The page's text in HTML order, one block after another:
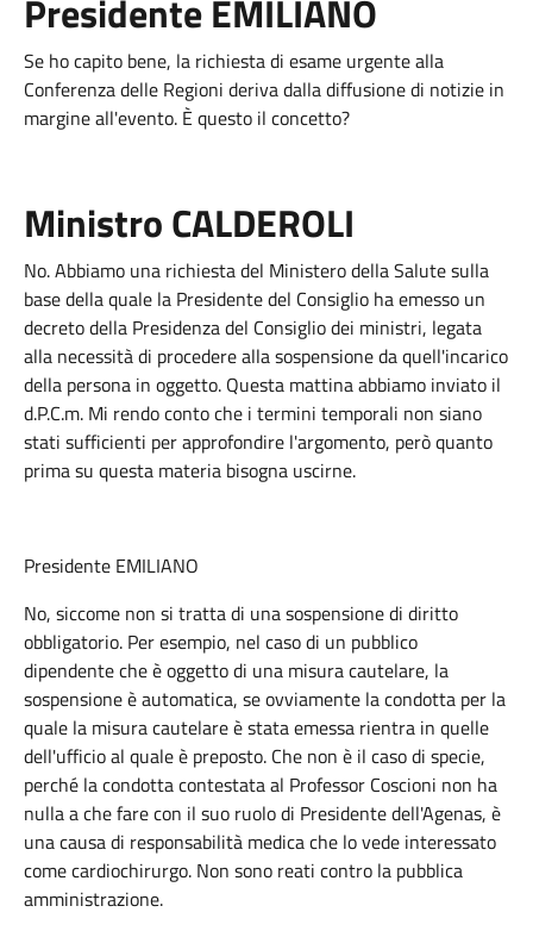
Presidente EMILIANO
Se ho capito bene, la richiesta di esame urgente alla
Conferenza delle Regioni deriva dalla diffusione di notizie in
margine all'evento. È questo il concetto?
Ministro CALDEROLI
No. Abbiamo una richiesta del Ministero della Salute sulla
base della quale la Presidente del Consiglio ha emesso un
decreto della Presidenza del Consiglio dei ministri, legata
alla necessità di procedere alla sospensione da quell'incarico
della persona in oggetto. Questa mattina abbiamo inviato il
d.P.C.m. Mi rendo conto che i termini temporali non siano
stati sufficienti per approfondire l'argomento, però quanto
prima su questa materia bisogna uscirne.
Presidente EMILIANO
No, siccome non si tratta di una sospensione di diritto
obbligatorio. Per esempio, nel caso di un pubblico
dipendente che è oggetto di una misura cautelare, la
sospensione è automatica, se ovviamente la condotta per la
quale la misura cautelare è stata emessa rientra in quelle
dell'ufficio al quale è preposto. Che non è il caso di specie,
perché la condotta contestata al Professor Coscioni non ha
nulla a che fare con il suo ruolo di Presidente dell'Agenas, è
una causa di responsabilità medica che lo vede interessato
come cardiochirurgo. Non sono reati contro la pubblica
amministrazione.